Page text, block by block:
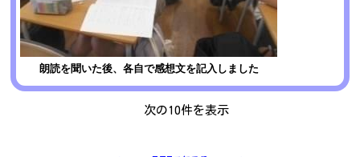
朗読を聞いた後、各自で感想文を記入しました
次の10件を表示